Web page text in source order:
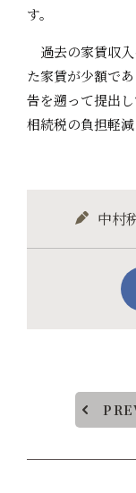
す。
過去の家賃収入
た家賃が少額で
告を遡って提出
相続税の負担軽
中村